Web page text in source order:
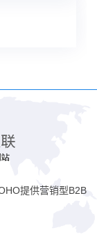
提供营销型B2B